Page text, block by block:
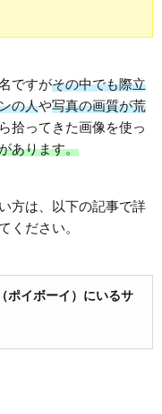
ですがその中でも際立
の人や写真の画質が荒
拾ってきた画像を使っ
あります。
方は、以下の記事で詳
ください。
ポイボーイ）にいるサ